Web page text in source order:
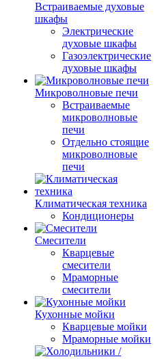
Встраиваемые духовые
шкафы
Электрические
духовые шкафы
Газоэлектрические
духовые шкафы
Микроволновые печи
Встраиваемые
микроволновые
печи
Отдельно стоящие
микроволновые
печи
Климатическая техника
Кондиционеры
Смесители
Кварцевые
смесители
Мраморные
смесители
Кухонные мойки
Кварцевые мойки
Мраморные мойки